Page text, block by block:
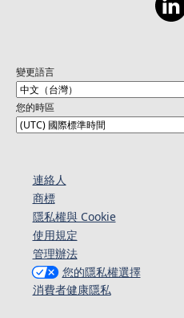
變更語言
您的時區
連絡人​​
商標
隱私權與 Cookie
使用規定
管理辦法
您的隱私權選擇
消費者健康隱私